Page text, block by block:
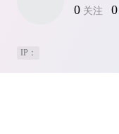
0 关注 0
IP：